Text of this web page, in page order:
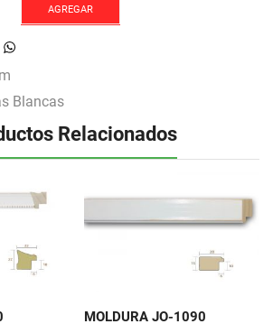
cantidad
AGREGAR
Blancas
Relacionados
MOLDURA JO-1090